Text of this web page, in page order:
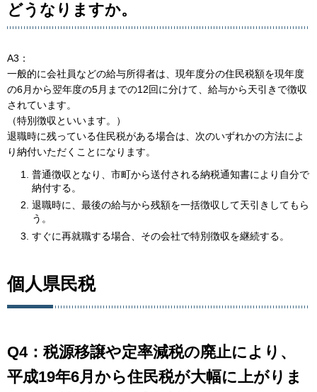
どうなりますか。
A3：
一般的に会社員などの給与所得者は、現年度分の住民税額を現年度
の6月から翌年度の5月までの12回に分けて、給与から天引きで徴収
されています。
（特別徴収といいます。）
退職時に残っている住民税がある場合は、次のいずれかの方法によ
り納付いただくことになります。
普通徴収となり、市町から送付される納税通知書により自分で
納付する。
退職時に、最後の給与から残額を一括徴収して天引きしてもら
う。
すぐに再就職する場合、その会社で特別徴収を継続する。
個人県民税
Q4：税源移譲や定率減税の廃止により、
平成19年6月から住民税が大幅に上がりま